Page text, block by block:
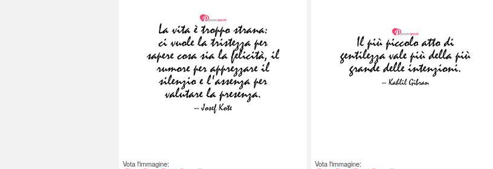
Vota l'immagine: Vota l'immagine: